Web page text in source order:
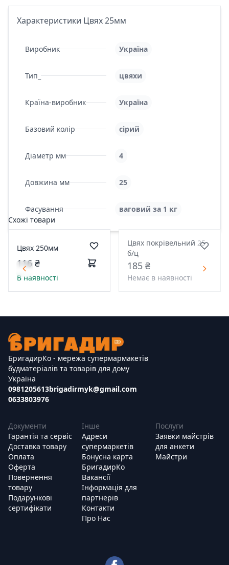
Характеристики Цвях 25мм
Виробник Україна
Тип_ цвяхи
Країна-виробник Україна
Базовий колір сірий
Діаметр мм 4
Довжина мм 25
Фасування
ваговий за 1 кг
Схожі товари
Цвях 250мм
116 ₴
В наявності
Цвях покрівельний 25
б/ц
185 ₴
Немає в наявності
БригадирКо - мережа супермармакетів
будматеріалів та товарів для дому
Україна
0981205613
0633803976
brigadirmyk@gmail.com
Документи
Гарантія та сервіс
Доставка товару
Оплата
Оферта
Повернення
товару
Подарункові
сертифікати
Інше
Адреси
супермаркетів
Бонусна карта
БригадирКо
Вакансії
Інформація для
партнерів
Контакти
Про Нас
Послуги
Заявки майстрів
для анкети
Майстри